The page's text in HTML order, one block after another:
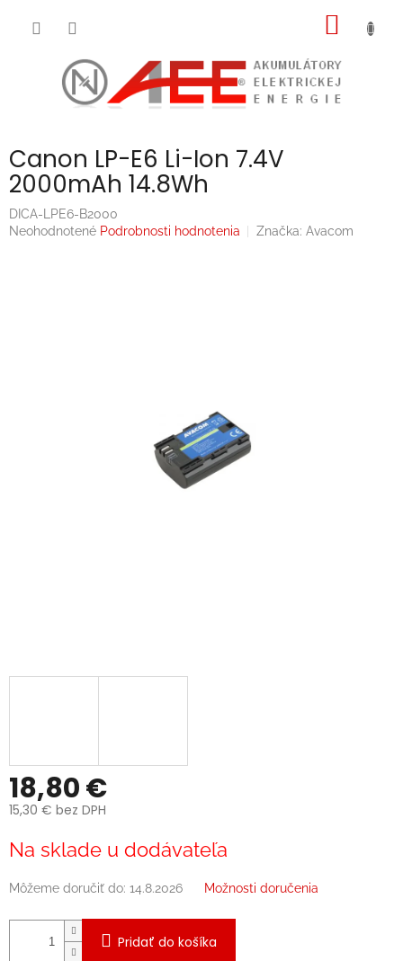
Canon LP-E6 Li-Ion 7.4V
2000mAh 14.8Wh
DICA-LPE6-B2000
Priemerné
Neohodnotené Podrobnosti hodnotenia Značka: Avacom
18,80 €
15,30 € bez DPH
cena:
Na sklade u dodávateľa
Môžeme doručiť do: 14.8.2026 Možnosti doručenia
Pridať do košíka